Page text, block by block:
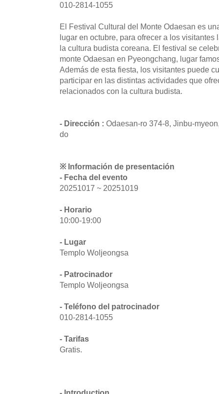
010-2814-1055
El Festival Cultural del Monte Odaesan es
lugar en octubre, para ofrecer a los
la cultura budista coreana. El festival se
monte Odaesan en Pyeongchang, lugar
Además de esta fiesta, los visitantes puede
participar en las distintas actividades que
relacionados con la cultura budista.
- Dirección : Odaesan-ro 374-8, Jinbu-
do
※ Información de presentación
- Fecha del evento
20251017 ~ 20251019
- Horario
10:00-19:00
- Lugar
Templo Woljeongsa
- Patrocinador
Templo Woljeongsa
- Teléfono del patrocinador
010-2814-1055
- Tarifas
Gratis.